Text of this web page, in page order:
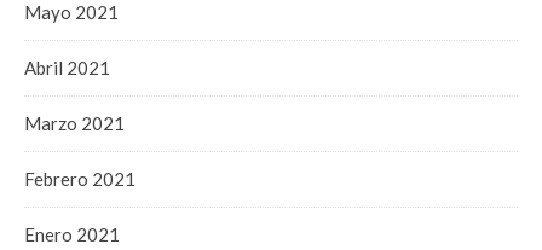
Mayo 2021
Abril 2021
Marzo 2021
Febrero 2021
Enero 2021